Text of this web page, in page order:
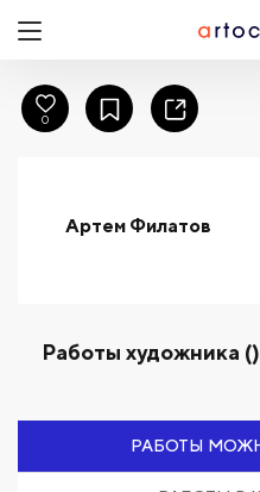
Артем Филатов
Работы художника ()
РАБОТЫ
0